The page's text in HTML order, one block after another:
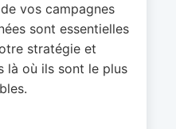
vos campagnes
sont essentielles
stratégie et
là où ils sont le plus